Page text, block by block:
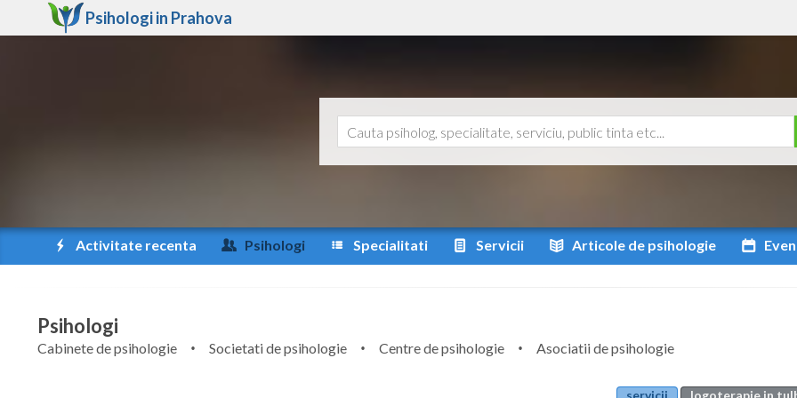
Psihologi in Prahova
Activitate recenta Psihologi Specialitati Servicii Articole de psihologie
Psihologi
Cabinete de psihologie Societati de psihologie Centre de psihologie
Asociatii de psihologie
servicii
logoterapie in